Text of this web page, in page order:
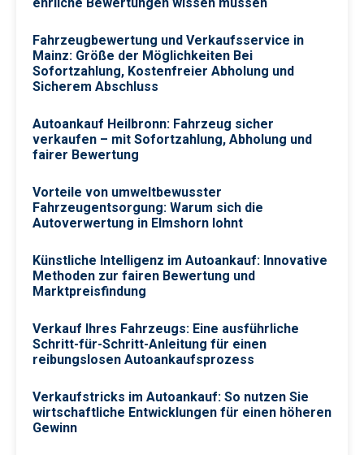
ehrliche Bewertungen wissen müssen
Fahrzeugbewertung und Verkaufsservice in
Mainz: Größe der Möglichkeiten Bei
Sofortzahlung, Kostenfreier Abholung und
Sicherem Abschluss
Autoankauf Heilbronn: Fahrzeug sicher
verkaufen – mit Sofortzahlung, Abholung und
fairer Bewertung
Vorteile von umweltbewusster
Fahrzeugentsorgung: Warum sich die
Autoverwertung in Elmshorn lohnt
Künstliche Intelligenz im Autoankauf: Innovative
Methoden zur fairen Bewertung und
Marktpreisfindung
Verkauf Ihres Fahrzeugs: Eine ausführliche
Schritt-für-Schritt-Anleitung für einen
reibungslosen Autoankaufsprozess
Verkaufstricks im Autoankauf: So nutzen Sie
wirtschaftliche Entwicklungen für einen höheren
Gewinn